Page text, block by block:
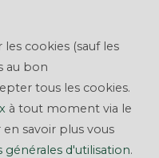
les cookies (sauf les
au bon
tous les cookies.
à tout moment via le
savoir plus vous
générales d'utilisation.
UNE